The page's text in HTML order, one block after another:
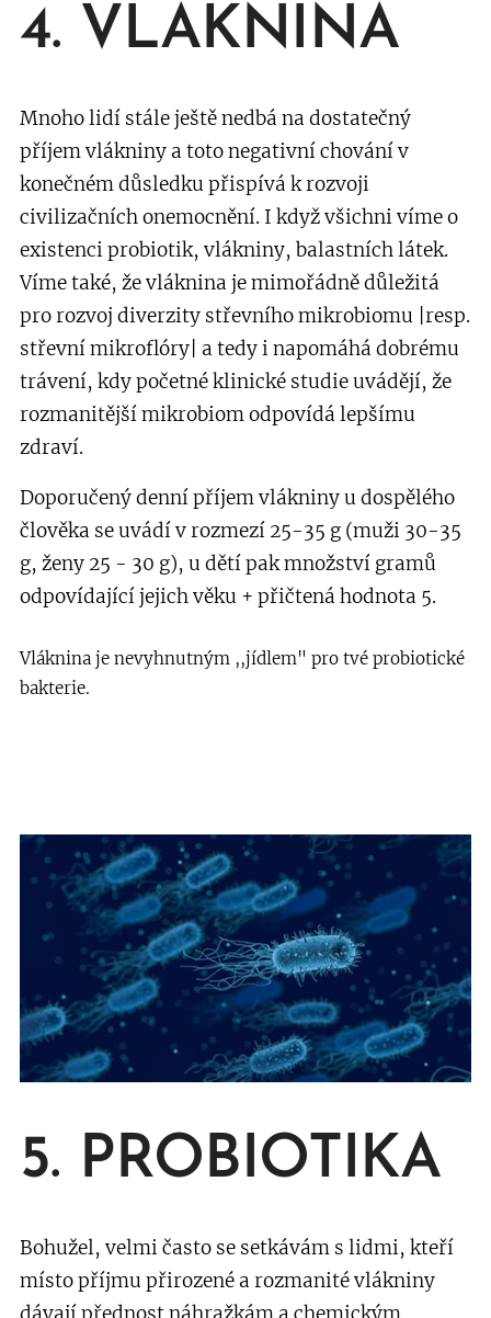
4. VLÁKNINA
Mnoho lidí stále ještě nedbá na dostatečný
příjem vlákniny a toto negativní chování v
konečném důsledku přispívá k rozvoji
civilizačních onemocnění. I když všichni víme o
existenci probiotik, vlákniny, balastních látek.
Víme také, že vláknina je mimořádně důležitá
pro rozvoj diverzity střevního mikrobiomu |resp.
střevní mikroflóry| a tedy i napomáhá dobrému
trávení, kdy početné klinické studie uvádějí, že
rozmanitější mikrobiom odpovídá lepšímu
zdraví.
Doporučený denní příjem vlákniny u dospělého
člověka se uvádí v rozmezí 25-35 g (muži 30-35
g, ženy 25 - 30 g), u dětí pak množství gramů
odpovídající jejich věku + přičtená hodnota 5.
Vláknina je nevyhnutným ,,jídlem" pro tvé probiotické
bakterie.
5. PROBIOTIKA
Bohužel, velmi často se setkávám s lidmi, kteří
místo příjmu přirozené a rozmanité vlákniny